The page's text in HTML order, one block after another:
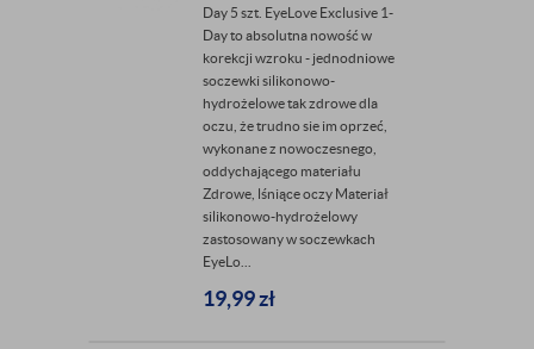
Day 5 szt. EyeLove Exclusive 1-
Day to absolutna nowość w
korekcji wzroku - jednodniowe
soczewki silikonowo-
hydrożelowe tak zdrowe dla
oczu, że trudno sie im oprzeć,
wykonane z nowoczesnego,
oddychającego materiału
Zdrowe, lśniące oczy Materiał
silikonowo-hydrożelowy
zastosowany w soczewkach
EyeLo...
19,99zł